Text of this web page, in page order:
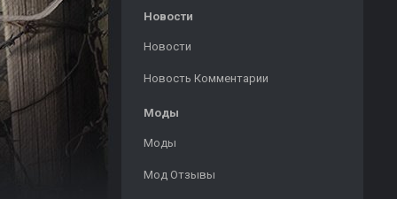
Новости
Новости
Новость Комментарии
Моды
Моды
Мод Отзывы